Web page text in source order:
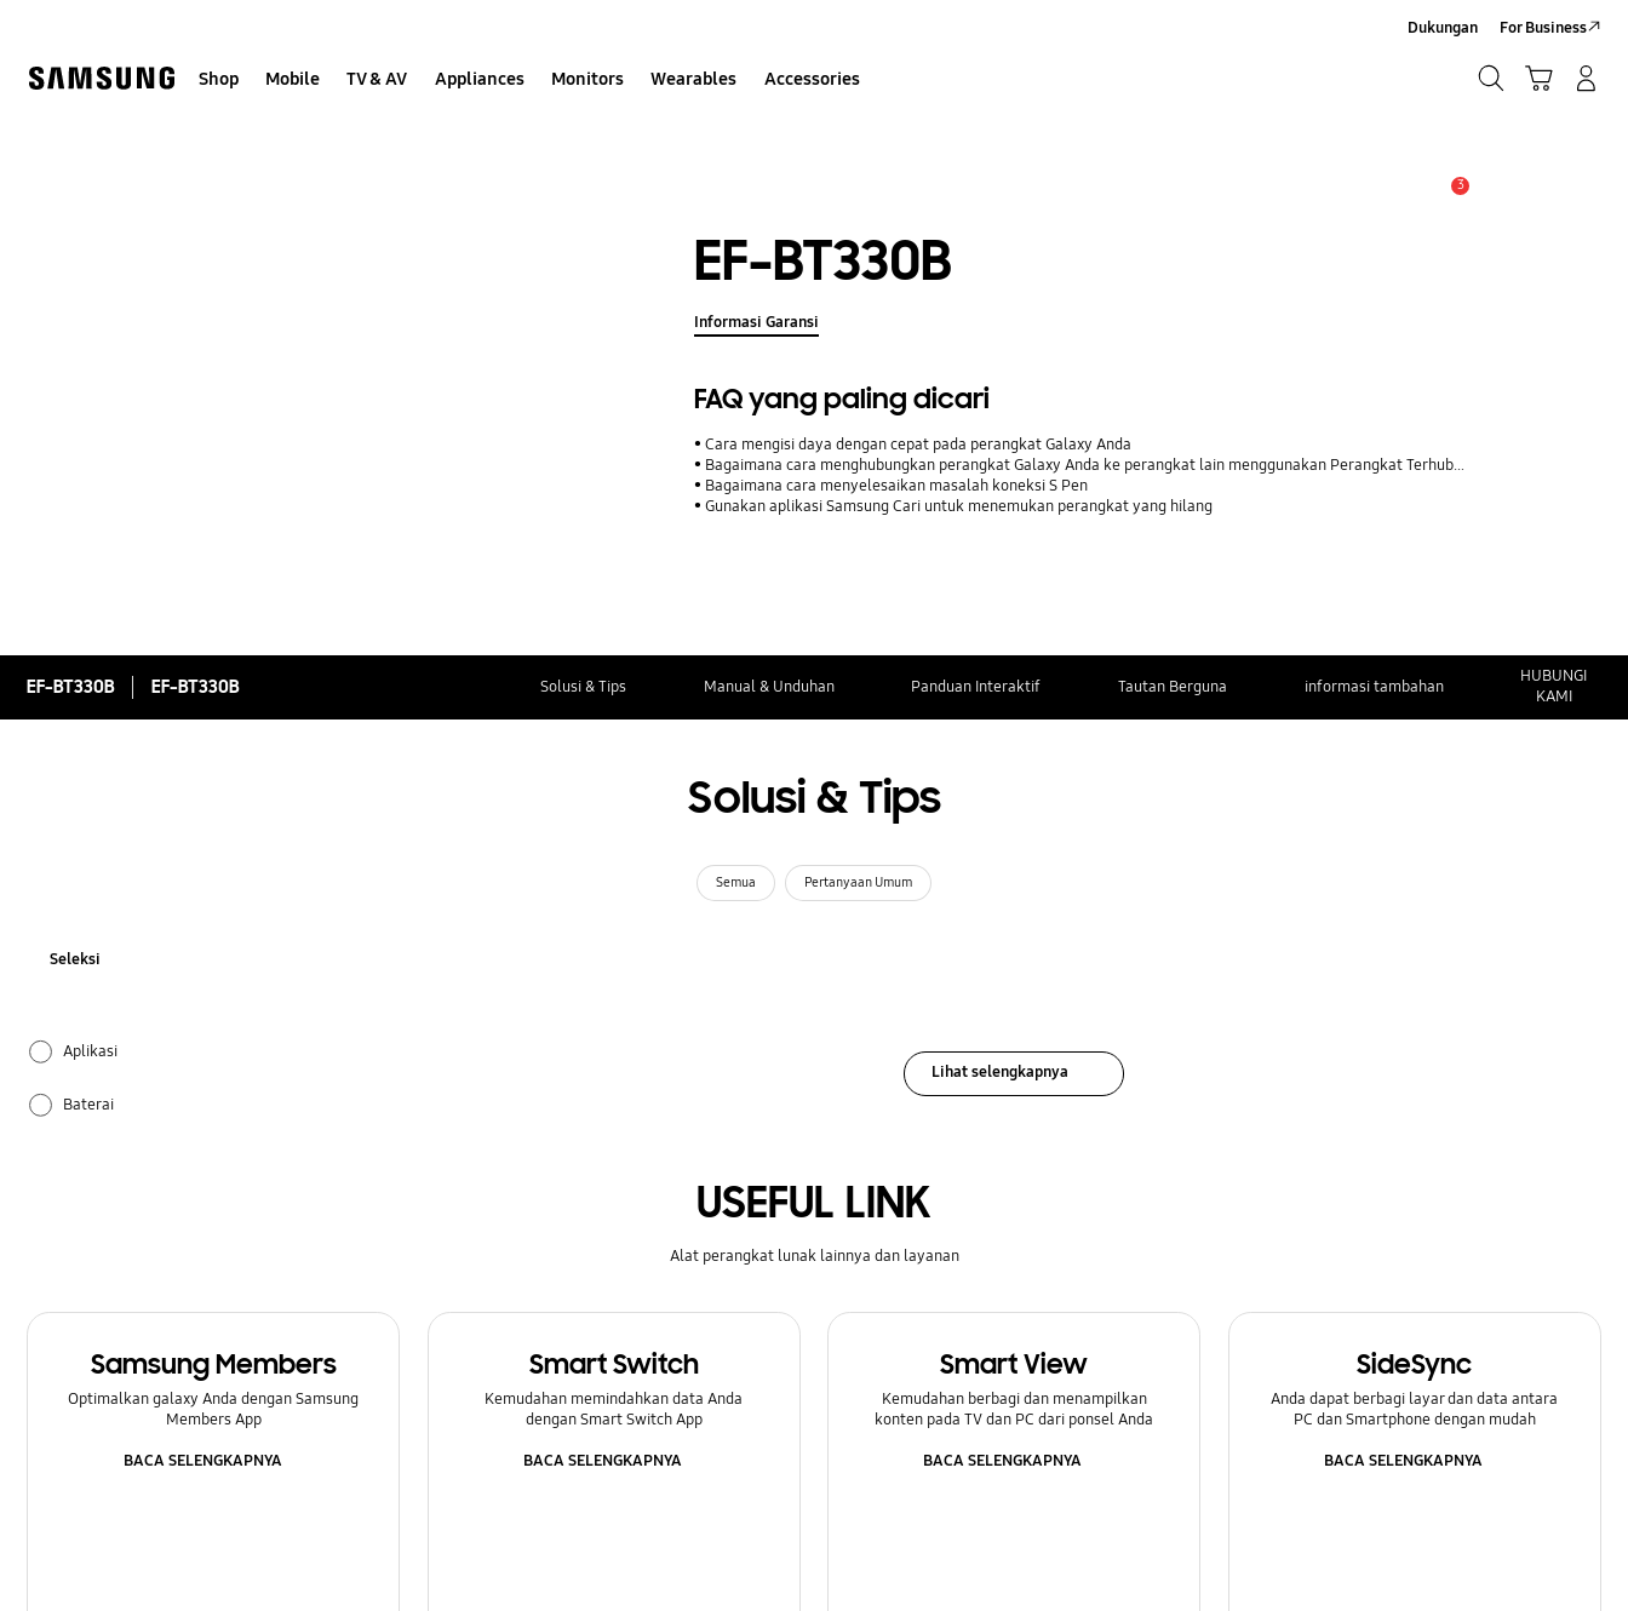
Shop Mobile TV & AV Appliances Monitors Wearables Accessories
Dukungan For Business
3
EF-BT330B
Informasi Garansi
FAQ yang paling dicari
Cara mengisi daya dengan cepat pada perangkat Galaxy Anda
Bagaimana cara menghubungkan perangkat Galaxy Anda ke perangkat lain menggunakan Perangkat Terhubung
Bagaimana cara menyelesaikan masalah koneksi S Pen
Gunakan aplikasi Samsung Cari untuk menemukan perangkat yang hilang
EF-BT330B EF-BT330B Solusi & Tips Manual & Unduhan Panduan Interaktif Tautan Berguna informasi tambahan
HUBUNGI
KAMI
Solusi & Tips
Semua Pertanyaan Umum
Seleksi
Aplikasi
Baterai
Pengaturan
Perangkat Keras
Lihat selengkapnya
USEFUL LINK
Alat perangkat lunak lainnya dan layanan
Samsung Members
Optimalkan galaxy Anda dengan Samsung
Members App
BACA SELENGKAPNYA
Smart Switch
Kemudahan memindahkan data Anda
dengan Smart Switch App
BACA SELENGKAPNYA
Smart View
Kemudahan berbagi dan menampilkan
konten pada TV dan PC dari ponsel Anda
BACA SELENGKAPNYA
SideSync
Anda dapat berbagi layar dan data antara
PC dan Smartphone dengan mudah
BACA SELENGKAPNYA